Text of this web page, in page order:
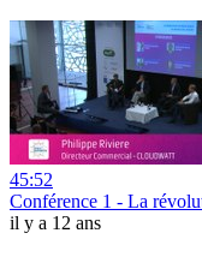
45:52
Conférence 1 - La
il y a 12 ans